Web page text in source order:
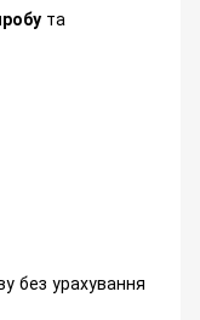
та
без урахування